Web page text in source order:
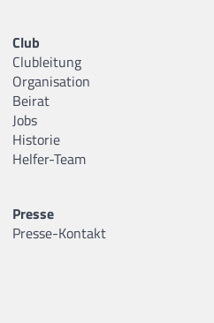
Club
Clubleitung
Organisation
Beirat
Jobs
Historie
Helfer-Team
Presse
Presse-Kontakt